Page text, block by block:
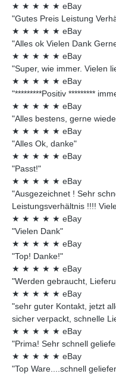
★ ★ ★ ★ ★ eBay
"Gutes Preis Leistung
★ ★ ★ ★ ★ eBay
"Alles ok Vielen Dank
★ ★ ★ ★ ★ eBay
"Super, wie immer. Vielen
★ ★ ★ ★ ★ eBay
"*********Positiv *********
★ ★ ★ ★ ★ eBay
"Alles bestens, gerne
★ ★ ★ ★ ★ eBay
"Alles Ok, danke"
★ ★ ★ ★ ★ eBay
"Passt!"
★ ★ ★ ★ ★ eBay
"Ausgezeichnet ! Sehr
Leistungsverhältnis !!!!
★ ★ ★ ★ ★ eBay
"Vielen Dank"
★ ★ ★ ★ ★ eBay
"Top! Danke!"
★ ★ ★ ★ ★ eBay
"Werden gebraucht,
★ ★ ★ ★ ★ eBay
"sehr guter Kontakt, jetzt
sicher verpackt, schnelle
★ ★ ★ ★ ★ eBay
"Prima! Sehr schnell
★ ★ ★ ★ ★ eBay
"Top Ware....schnell